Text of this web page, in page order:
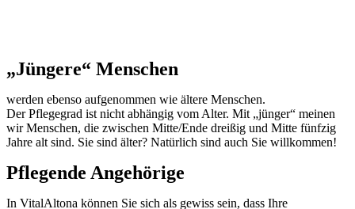
„Jüngere“ Menschen
werden ebenso aufgenommen wie ältere Menschen.
Der Pflegegrad ist nicht abhängig vom Alter. Mit „jünger“ meinen
wir Menschen, die zwischen Mitte/Ende dreißig und Mitte fünfzig
Jahre alt sind. Sie sind älter? Natürlich sind auch Sie willkommen!
Pflegende Angehörige
In VitalAltona können Sie sich als gewiss sein, dass Ihre